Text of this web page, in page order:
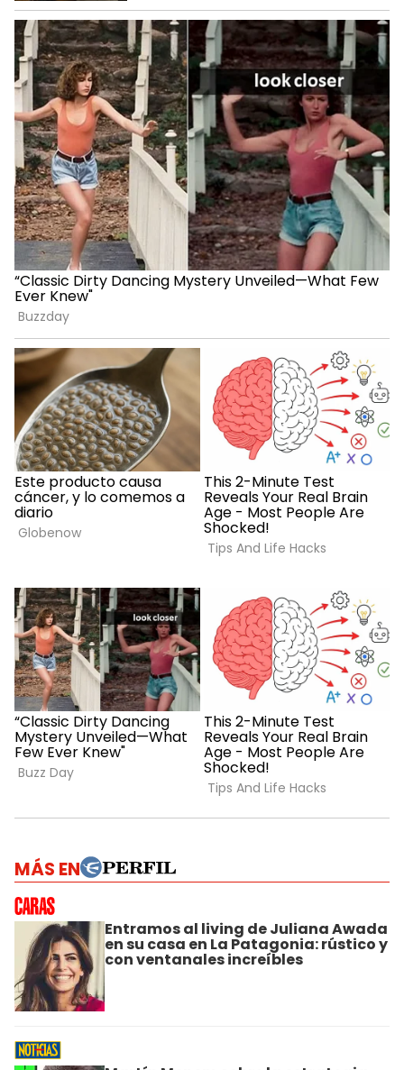
MÁS EN
Entramos al living de Juliana Awada
en su casa en La Patagonia: rústico y
con ventanales increíbles